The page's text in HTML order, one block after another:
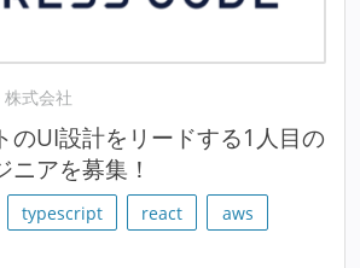
式会社
のUI設計をリードする1人目の
ニアを募集！
typescript react
aws